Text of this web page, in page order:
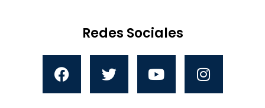
Redes Sociales